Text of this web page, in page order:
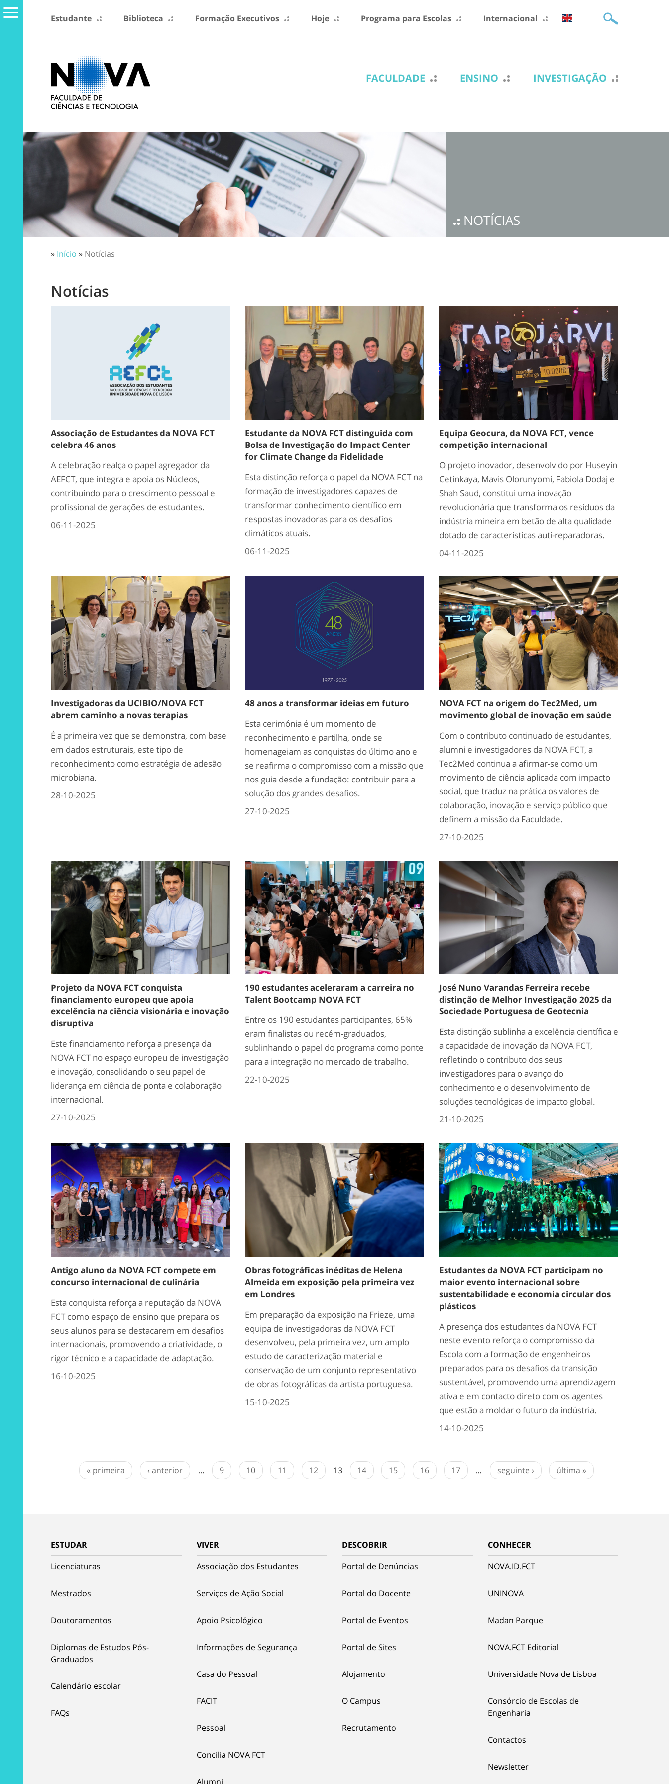
Estudante Biblioteca Formação Executivos Hoje Programa para Escolas Internacional
FACULDADE ENSINO INVESTIGAÇÃO
NOTÍCIAS
» Início » Notícias
Notícias
Associação de Estudantes da NOVA FCT
celebra 46 anos
A celebração realça o papel agregador da
AEFCT, que integra e apoia os Núcleos,
contribuindo para o crescimento pessoal e
profissional de gerações de estudantes.
06-11-2025
Estudante da NOVA FCT distinguida com
Bolsa de Investigação do Impact Center
for Climate Change da Fidelidade
Esta distinção reforça o papel da NOVA FCT na
formação de investigadores capazes de
transformar conhecimento científico em
respostas inovadoras para os desafios
climáticos atuais.
06-11-2025
Equipa Geocura, da NOVA FCT, vence
competição internacional
O projeto inovador, desenvolvido por Huseyin
Cetinkaya, Mavis Olorunyomi, Fabiola Dodaj e
Shah Saud, constitui uma inovação
revolucionária que transforma os resíduos da
indústria mineira em betão de alta qualidade
dotado de características auti-reparadoras.
04-11-2025
Investigadoras da UCIBIO/NOVA FCT
abrem caminho a novas terapias
É a primeira vez que se demonstra, com base
em dados estruturais, este tipo de
reconhecimento como estratégia de adesão
microbiana.
28-10-2025
48 anos a transformar ideias em futuro
Esta cerimónia é um momento de
reconhecimento e partilha, onde se
homenageiam as conquistas do último ano e
se reafirma o compromisso com a missão que
nos guia desde a fundação: contribuir para a
solução dos grandes desafios.
27-10-2025
NOVA FCT na origem do Tec2Med, um
movimento global de inovação em saúde
Com o contributo continuado de estudantes,
alumni e investigadores da NOVA FCT, a
Tec2Med continua a afirmar-se como um
movimento de ciência aplicada com impacto
social, que traduz na prática os valores de
colaboração, inovação e serviço público que
definem a missão da Faculdade.
27-10-2025
Projeto da NOVA FCT conquista
financiamento europeu que apoia
excelência na ciência visionária e inovação
disruptiva
Este financiamento reforça a presença da
NOVA FCT no espaço europeu de investigação
e inovação, consolidando o seu papel de
liderança em ciência de ponta e colaboração
internacional.
27-10-2025
190 estudantes aceleraram a carreira no
Talent Bootcamp NOVA FCT
Entre os 190 estudantes participantes, 65%
eram finalistas ou recém-graduados,
sublinhando o papel do programa como ponte
para a integração no mercado de trabalho.
22-10-2025
José Nuno Varandas Ferreira recebe
distinção de Melhor Investigação 2025 da
Sociedade Portuguesa de Geotecnia
Esta distinção sublinha a excelência científica e
a capacidade de inovação da NOVA FCT,
refletindo o contributo dos seus
investigadores para o avanço do
conhecimento e o desenvolvimento de
soluções tecnológicas de impacto global.
21-10-2025
Antigo aluno da NOVA FCT compete em
concurso internacional de culinária
Esta conquista reforça a reputação da NOVA
FCT como espaço de ensino que prepara os
seus alunos para se destacarem em desafios
internacionais, promovendo a criatividade, o
rigor técnico e a capacidade de adaptação.
16-10-2025
Obras fotográficas inéditas de Helena
Almeida em exposição pela primeira vez
em Londres
Em preparação da exposição na Frieze, uma
equipa de investigadoras da NOVA FCT
desenvolveu, pela primeira vez, um amplo
estudo de caracterização material e
conservação de um conjunto representativo
de obras fotográficas da artista portuguesa.
15-10-2025
Estudantes da NOVA FCT participam no
maior evento internacional sobre
sustentabilidade e economia circular dos
plásticos
A presença dos estudantes da NOVA FCT
neste evento reforça o compromisso da
Escola com a formação de engenheiros
preparados para os desafios da transição
sustentável, promovendo uma aprendizagem
ativa e em contacto direto com os agentes
que estão a moldar o futuro da indústria.
14-10-2025
« primeira ‹ anterior … 9 10 11 12 13 14 15 16 17 … seguinte › última »
ESTUDAR
Licenciaturas
Mestrados
Doutoramentos
Diplomas de Estudos Pós-
Graduados
Calendário escolar
FAQs
VIVER
Associação dos Estudantes
Serviços de Ação Social
Apoio Psicológico
Informações de Segurança
Casa do Pessoal
FACIT
Pessoal
Concilia NOVA FCT
Alumni
DESCOBRIR
Portal de Denúncias
Portal do Docente
Portal de Eventos
Portal de Sites
Alojamento
O Campus
Recrutamento
CONHECER
NOVA.ID.FCT
UNINOVA
Madan Parque
NOVA.FCT Editorial
Universidade Nova de Lisboa
Consórcio de Escolas de
Engenharia
Contactos
Newsletter